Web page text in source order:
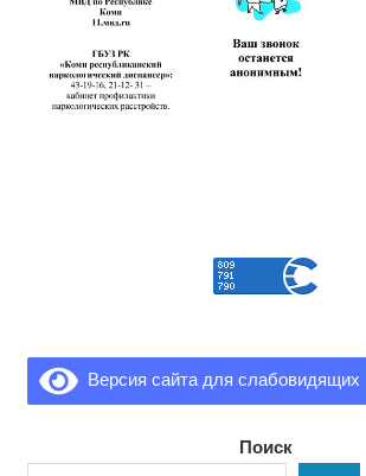
Версия сайта для слабовидящих
Поиск